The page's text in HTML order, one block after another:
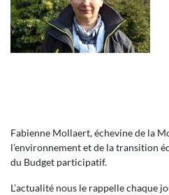
Fabienne Mollaert, échevine de la
l’environnement et de la transition
du Budget participatif.
L’actualité nous le rappelle chaque